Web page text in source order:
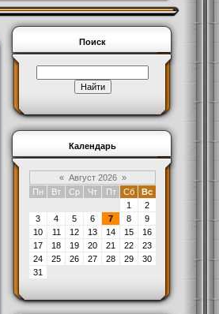
Поиск
Календарь
« Август 2026 »
Пн
Вт Ср Чт Пт Сб
Вс
1
2
3
4 5 6 7 8
9
10
11 12 13 14 15
16
17
18 19 20 21 22
23
24
25 26 27 28 29
30
31